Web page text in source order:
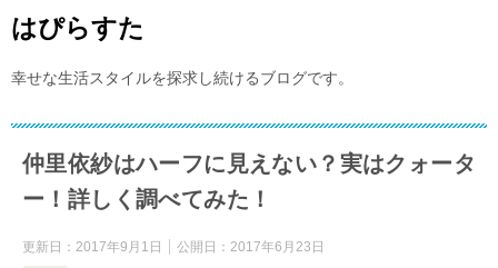
はぴらすた
幸せな生活スタイルを探求し続けるブログです。
仲里依紗はハーフに見えない？実はクォータ
ー！詳しく調べてみた！
更新日： 2017年9月1日 公開日： 2017年6月23日